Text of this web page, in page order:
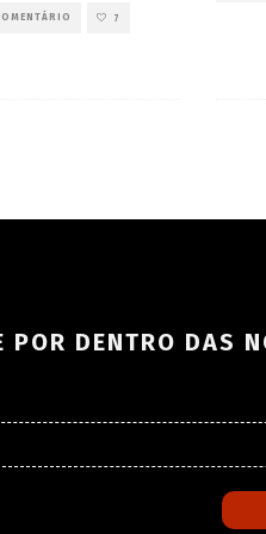
7
DENTRO DAS